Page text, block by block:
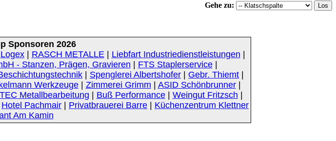
Gehe zu:
Sponsoren 2026
Logex| RASCH METALLE | Liebfart Industriedienstleistungen |
- Stanzen, Prägen, Gravieren | FTS Staplerservice|
| Spenglerei Albertshofer | Gebr. Thiemt |
Werkzeuge| Zimmerei Grimm | ASID Schönbrunner|
Metallbearbeitung | Buß Performance| Weingut Fritzsch |
Hotel Pachmair | Privatbrauerei Barre | Küchenzentrum Klettner
Am Kamin